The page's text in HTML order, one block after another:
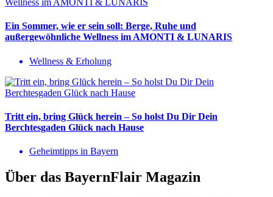
Ein Sommer, wie er sein soll: Berge, Ruhe und
außergewöhnliche Wellness im AMONTI & LUNARIS
Wellness & Erholung
Tritt ein, bring Glück herein – So holst Du Dir Dein
Berchtesgaden Glück nach Hause
Geheimtipps in Bayern
Über das BayernFlair Magazin